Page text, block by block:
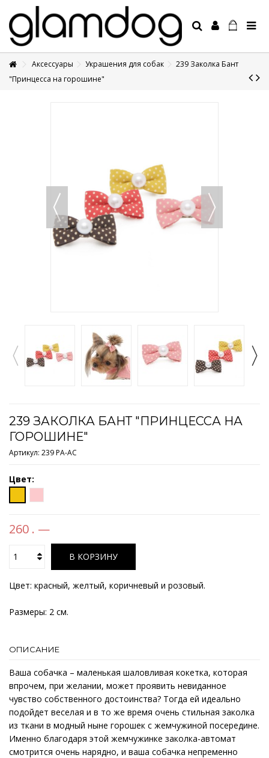
+7 495 1250410
Аксессуары Украшения для собак
239 Заколка Бант
"Принцесса на горошине"
239 ЗАКОЛКА БАНТ "ПРИНЦЕССА НА
ГОРОШИНЕ"
Артикул: 239 PA-AC
Цвет:
260 . —
В КОРЗИНУ
Цвет: красный, желтый, коричневый и розовый.
Размеры: 2 см.
ОПИСАНИЕ
Ваша собачка – маленькая шаловливая кокетка, которая
впрочем, при желании, может проявить невиданное
чувство собственного достоинства? Тогда ей идеально
подойдет веселая и в то же время очень стильная заколка
из ткани в модный ныне горошек с жемчужиной посередине.
Именно благодаря этой жемчужинке заколка-автомат
смотрится очень нарядно, и ваша собачка непременно